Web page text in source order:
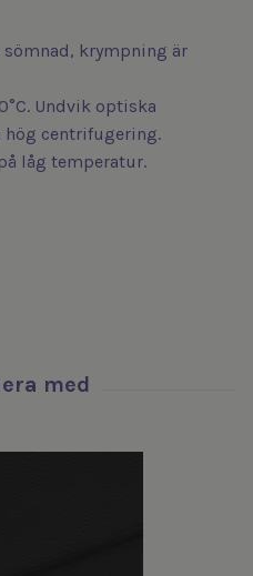
krympning är
Undvik optiska
centrifugering.
låg temperatur.